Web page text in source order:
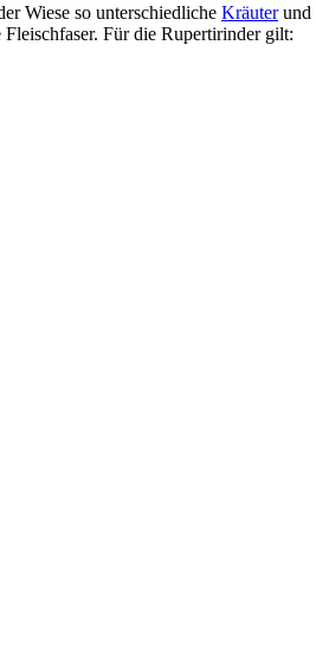
Wiese so unterschiedliche Kräuterund
Für die Rupertirinder gilt: